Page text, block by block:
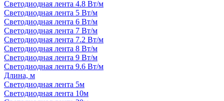
Светодиодная лента 4.8 Вт/м
Светодиодная лента 5 Вт/м
Светодиодная лента 6 Вт/м
Светодиодная лента 7 Вт/м
Светодиодная лента 7.2 Вт/м
Светодиодная лента 8 Вт/м
Светодиодная лента 9 Вт/м
Светодиодная лента 9.6 Вт/м
Длина, м
Светодиодная лента 5м
Светодиодная лента 10м